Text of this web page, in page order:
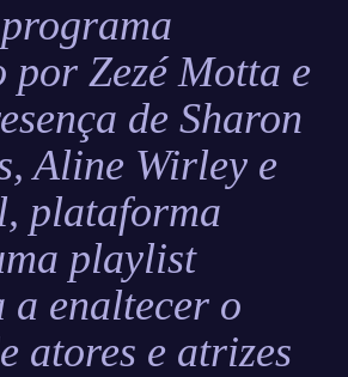
por Zezé Motta e
de Sharon
Aline Wirley e
plataforma
playlist
a enaltecer o
atores e atrizes